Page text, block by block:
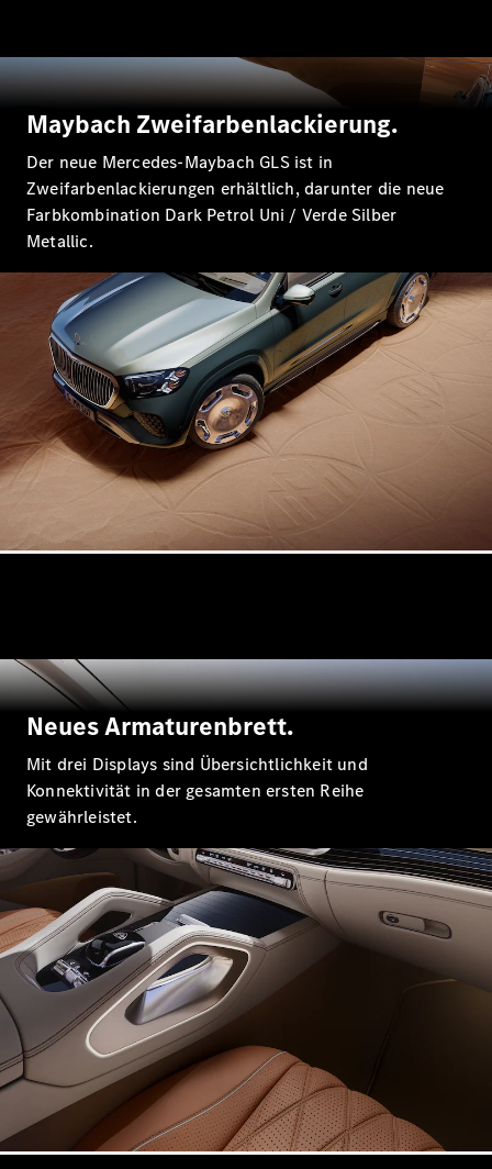
Mercedes-
Maybach
EQS SUV
Elektrisch
GLA
GLA
GLB Elektrisch
GLB
GLC
GLC
GLC Coupé
GLE
GLE
Neu
GLE Coupé
GLE
Coupé
Neu
GLS
GLS
Neu
Mercedes-
Maybach
GLS SUV
Mercedes-
G-Klasse
Geländewagen
Mercedes-
Benz Store
T-Modell
Alle T-
Modelle
CLA
Shooting
Brake
Elektrisch
CLA
Shooting
Brake
C-Klasse T-
Maybach Zweifarbenlackierung.
Der neue Mercedes-Maybach GLS ist in
Zweifarbenlackierungen erhältlich, darunter die neue
Farbkombination Dark Petrol Uni / Verde Silber
Metallic.
Neues Armaturenbrett.
Mit drei Displays sind Übersichtlichkeit und
Konnektivität in der gesamten ersten Reihe
gewährleistet.